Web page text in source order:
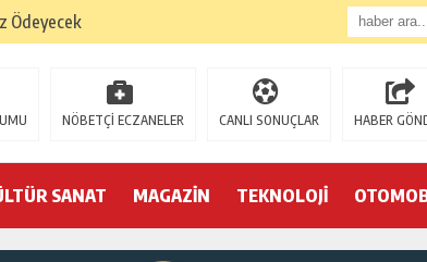
Ödeyecek
NÖBETÇİ ECZANELER CANLI SONUÇLAR HABER
SANAT MAGAZİN TEKNOLOJİ